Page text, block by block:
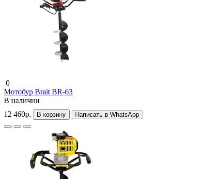
0
Мотобур Brait BR-63
В наличии
12 460р.
В корзину Написать в WhatsApp